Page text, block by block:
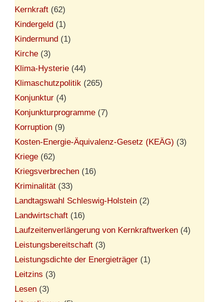
Kernkraft (62)
Kindergeld (1)
Kindermund (1)
Kirche (3)
Klima-Hysterie (44)
Klimaschutzpolitik (265)
Konjunktur (4)
Konjunkturprogramme (7)
Korruption (9)
Kosten-Energie-Äquivalenz-Gesetz (KEÄG) (3)
Kriege (62)
Kriegsverbrechen (16)
Kriminalität (33)
Landtagswahl Schleswig-Holstein (2)
Landwirtschaft (16)
Laufzeitenverlängerung von Kernkraftwerken (4)
Leistungsbereitschaft (3)
Leistungsdichte der Energieträger (1)
Leitzins (3)
Lesen (3)